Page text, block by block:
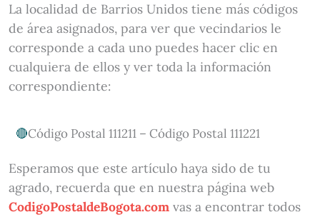
La localidad de Barrios Unidos tiene más códigos
de área asignados, para ver que vecindarios le
corresponde a cada uno puedes hacer clic en
cualquiera de ellos y ver toda la información
correspondiente:
Código Postal 111211 – Código Postal 111221
Esperamos que este artículo haya sido de tu
agrado, recuerda que en nuestra página web
CodigoPostaldeBogota.comvas a encontrar todos